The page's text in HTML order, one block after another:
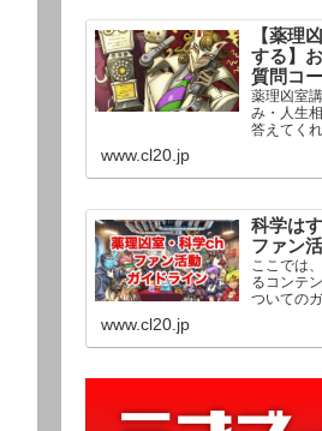
【薬理
する】
質問コ
薬理凶室
み・人生
答えてく
送りいた
画として
定）！ ど
www.cl20.jp
科学は
ファン
ここでは
るコンテ
ついての
す。ご利
ンを遵守
しくお願
www.cl20.jp